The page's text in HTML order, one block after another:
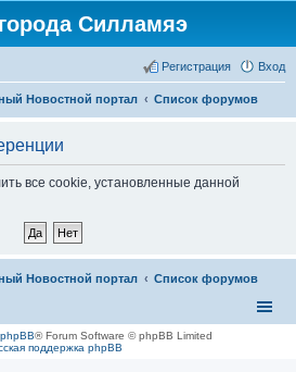
Силламяэ
Вход
Регистрация
Новостной портал Список форумов
все cookie, установленные данной
Новостной портал Список форумов
phpBB® Forum Software © phpBB Limited
поддержка phpBB